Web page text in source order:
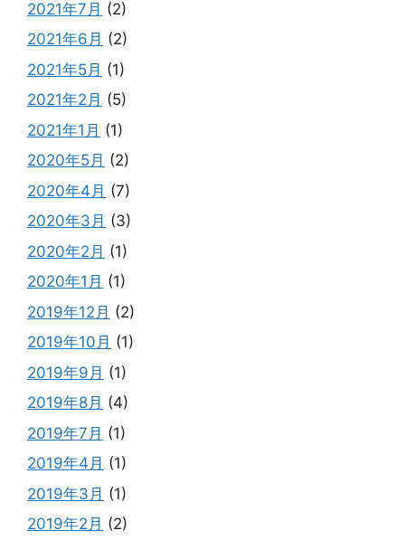
2021年7月 (2)
2021年6月 (2)
2021年5月 (1)
2021年2月 (5)
2021年1月 (1)
2020年5月 (2)
2020年4月 (7)
2020年3月 (3)
2020年2月 (1)
2020年1月 (1)
2019年12月 (2)
2019年10月 (1)
2019年9月 (1)
2019年8月 (4)
2019年7月 (1)
2019年4月 (1)
2019年3月 (1)
2019年2月 (2)